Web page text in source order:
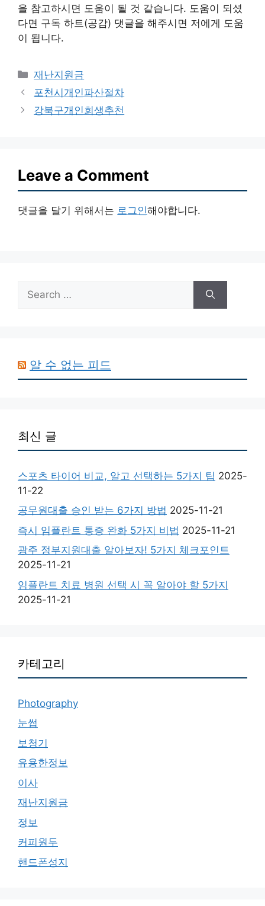
을 참고하시면 도움이 될 것 같습니다. 도움이 되셨
다면 구독 하트(공감) 댓글을 해주시면 저에게 도움
이 됩니다.
Categories
재난지원금
포천시개인파산절차
강북구개인회생추천
Leave a Comment
댓글을 달기 위해서는 로그인해야합니다.
for:
알 수 없는 피드
최신 글
스포츠 타이어 비교, 알고 선택하는 5가지 팁 2025-
11-22
공무원대출 승인 받는 6가지 방법 2025-11-21
즉시 임플란트 통증 완화 5가지 비법 2025-11-21
광주 정부지원대출 알아보자! 5가지 체크포인트
2025-11-21
임플란트 치료 병원 선택 시 꼭 알아야 할 5가지
2025-11-21
카테고리
Photography
눈썹
보청기
유용한정보
이사
재난지원금
정보
커피원두
핸드폰성지